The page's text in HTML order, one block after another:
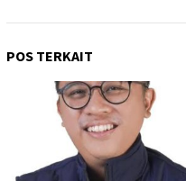
POS TERKAIT